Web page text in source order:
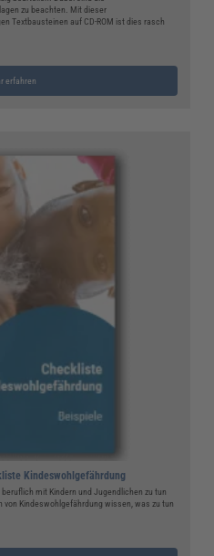
zu beachten. Mit dieser
Textbausteinen auf CD-ROM ist dies rasch
erfahren
Kindeswohlgefährdung
mit Kindern und Jugendlichen zu tun
Kindeswohlgefährdung wissen, was zu tun